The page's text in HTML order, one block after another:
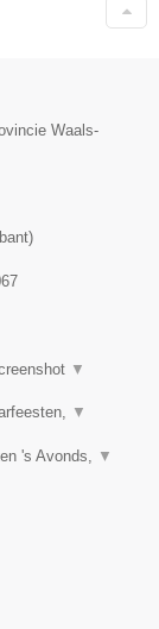
Waals-
)
▼
▼
's Avonds, ▼